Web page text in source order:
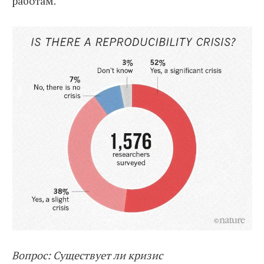
Вопрос: Существует ли кризис